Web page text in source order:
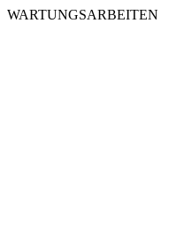
WARTUNGSARBEITEN